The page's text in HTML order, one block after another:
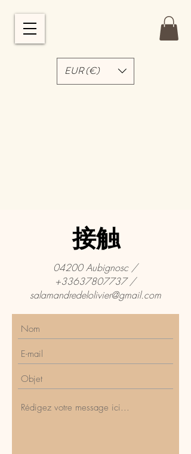
EUR (€)
接触
04200 Aubignosc /
+33637807737/
salamandredelolivier@gmail.com